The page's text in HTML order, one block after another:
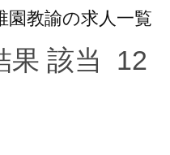
園教諭の求人一覧
果 該当 12